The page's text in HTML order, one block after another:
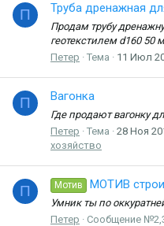
П Труба дренажная
Продам трубу
геотекстилем d160 50
Петер
Тема 11 Июл
П Вагонка
Где продают вагонку
Петер
Тема 28 Ноя
хозяйство
П Мотив МОТИВ
Умник ты по
Петер
Сообщение